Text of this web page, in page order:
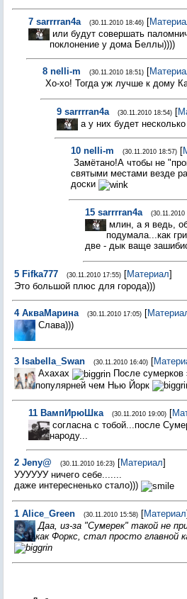
7 sarrrran4a (30.11.2010 18:46) [
или будут совершать
поклонение у дома Беллы))))
8 nelli-m (30.11.2010 18:51) [
Хо-хо! Тогда уж лучше к дому
9 sarrrran4a (30.11.2010 18:54) [
а у них будет
10 nelli-m (30.11.2010 18:57) [
Замётано!А чтобы не
святыми местами везде
доски
15 sarrrran4a (30.11.2010
млин, а я ведь,
подумала...как
две - дык ваще
5 Fifka777 (30.11.2010 17:55) [Материал]
Это большой плюс для города)))
4 АкваМарина (30.11.2010 17:05) [
Слава)))
3 Isabella_Swan (30.11.2010 16:40) [
Ахахах
После сумерков
популярней чем Нью Йорк
11 ВампИpюШка (30.11.2010 19:00) [
согласна с тобой...после
народу...
2 Jeny@ (30.11.2010 16:23) [Материал]
УУУУУУ ничего себе.......
даже интересненько стало)))
1 Alice_Green (30.11.2010 15:58) [Материал]
Даа, из-за "Сумерек" такой не
как Форкс, стал просто главной